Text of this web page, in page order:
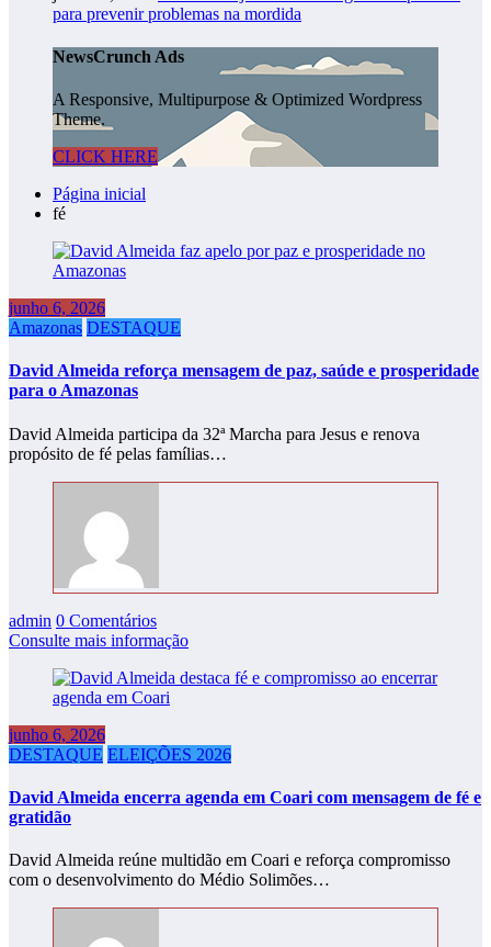
para prevenir problemas na mordida
NewsCrunch Ads
A Responsive, Multipurpose & Optimized Wordpress
Theme.
CLICK HERE
Página inicial
fé
junho 6, 2026
Amazonas DESTAQUE
David Almeida reforça mensagem de paz, saúde e prosperidade
para o Amazonas
David Almeida participa da 32ª Marcha para Jesus e renova
propósito de fé pelas famílias…
admin 0 Comentários
Consulte mais informação
junho 6, 2026
DESTAQUE ELEIÇÕES 2026
David Almeida encerra agenda em Coari com mensagem de fé e
gratidão
David Almeida reúne multidão em Coari e reforça compromisso
com o desenvolvimento do Médio Solimões…